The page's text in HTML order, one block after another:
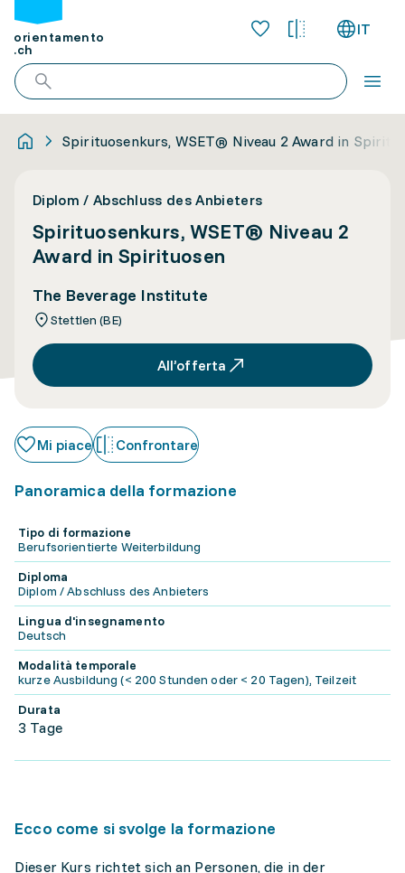
orientamento
.ch
IT
Spirituosenkurs, WSET® Niveau 2 Award in
Diplom / Abschluss des Anbieters
Spirituosenkurs, WSET® Niveau 2
Award in Spirituosen
The Beverage Institute
Stettlen (BE)
All’offerta
Mi piace Confrontare
Panoramica della formazione
Tipo di formazione
Berufsorientierte Weiterbildung
Diploma
Diplom / Abschluss des Anbieters
Lingua d'insegnamento
Deutsch
Modalità temporale
kurze Ausbildung (< 200 Stunden oder < 20 Tagen), Teilzeit
Durata
3 Tage
Ecco come si svolge la formazione
Dieser Kurs richtet sich an Personen, die in der